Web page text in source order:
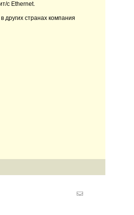
с Ethernet.
других странах компания